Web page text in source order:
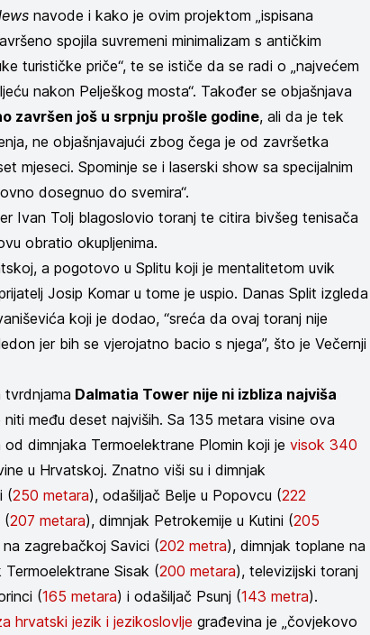
navode i kako je ovim projektom „ispisana
spojila suvremeni minimalizam s antičkim
turističke priče“, te se ističe da se radi o „najvećem
nakon Pelješkog mosta“. Također se objašnjava
završen još u srpnju prošle godine, ali da je tek
ne objašnjavajući zbog čega je od završetka
mjeseci. Spominje se i laserski show sa specijalnim
dosegnuo do svemira“.
Ivan Tolj blagoslovio toranj te citira bivšeg tenisača
obratio okupljenima.
a pogotovo u Splitu koji je mentalitetom uvik
Josip Komar u tome je uspio. Danas Split izgleda
koji je dodao, “sreća da ovaj toranj nije
jer bih se vjerojatno bacio s njega”, što je Večernji
tvrdnjama Dalmatia Tower nije ni izbliza najviša
niti među deset najviših. Sa 135 metara visine ova
dimnjaka Termoelektrane Plomin koji je visok 340
u Hrvatskoj. Znatno viši su i dimnjak
(250 metara), odašiljač Belje u Popovcu (222
(207 metara), dimnjak Petrokemije u Kutini (205
zagrebačkoj Savici (202 metra), dimnjak toplane na
Termoelektrane Sisak (200 metara), televizijski toranj
(165 metara) i odašiljač Psunj (143 metra).
hrvatski jezik i jezikoslovlje građevina je „čovjekovo